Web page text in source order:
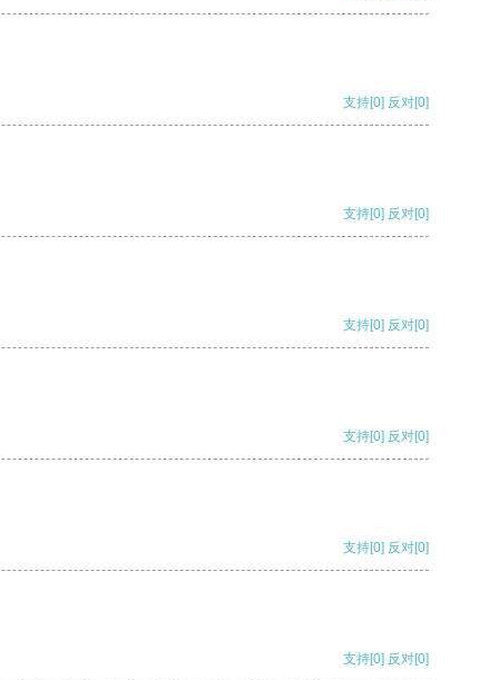
支持[0] 反对[0]
支持[0] 反对[0]
支持[0] 反对[0]
支持[0] 反对[0]
支持[0] 反对[0]
支持[0] 反对[0]